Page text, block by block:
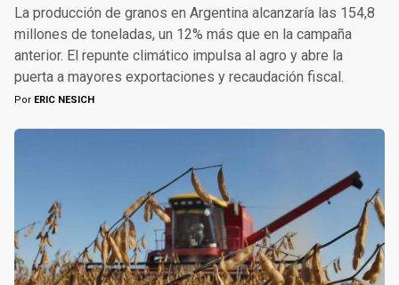
La producción de granos en Argentina alcanzaría las 154,8
millones de toneladas, un 12% más que en la campaña
anterior. El repunte climático impulsa al agro y abre la
puerta a mayores exportaciones y recaudación fiscal.
Por ERIC NESICH